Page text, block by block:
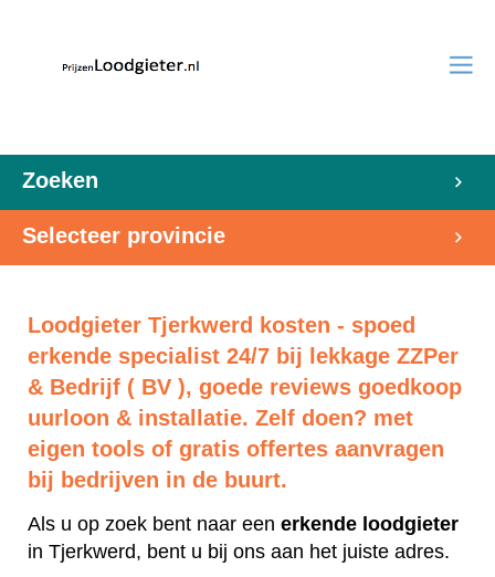
Zoeken
Selecteer provincie
Loodgieter Tjerkwerd kosten - spoed
erkende specialist 24/7 bij lekkage ZZPer
& Bedrijf ( BV ), goede reviews goedkoop
uurloon & installatie. Zelf doen? met
eigen tools of gratis offertes aanvragen
bij bedrijven in de buurt.
Als u op zoek bent naar een erkende loodgieter
in Tjerkwerd, bent u bij ons aan het juiste adres.